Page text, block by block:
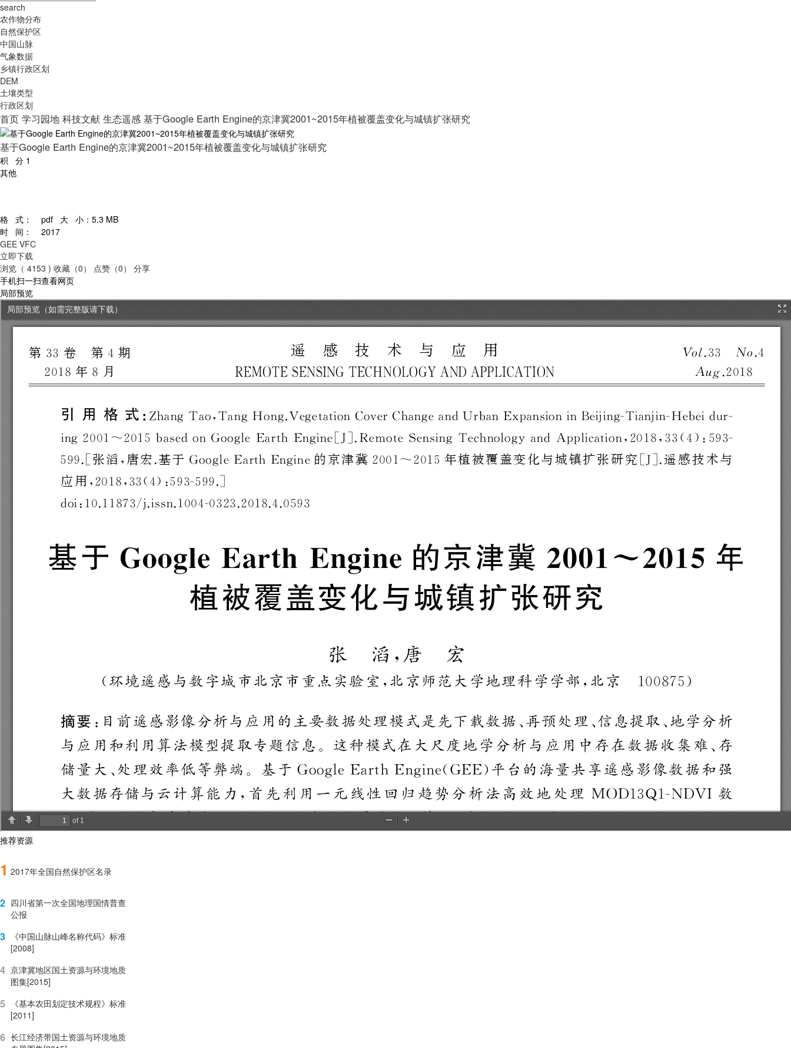
search
农作物分布
自然保护区
中国山脉
气象数据
乡镇行政区划
DEM
土壤类型
行政区划
首页 学习园地 科技文献 生态遥感 基于Google Earth Engine的京津冀2001~2015年植被覆盖变化与城镇扩张研究
基于Google Earth Engine的京津冀2001~2015年植被覆盖变化与城镇扩张研究
积 分 1
其他
格 式： pdf 大 小： 5.3 MB
时 间：
2017
GEE VFC
立即下载
浏览（ 4153 ) 收藏（0） 点赞（0）
分享
手机扫一扫查看网页
局部预览
推荐资源
1 2017年全国自然保护区名录
2 四川省第一次全国地理国情普查
公报
3
《中国山脉山峰名称代码》标准
[2008]
4 京津冀地区国土资源与环境地质
图集[2015]
5
《基本农田划定技术规程》标准
[2011]
6 长江经济带国土资源与环境地质